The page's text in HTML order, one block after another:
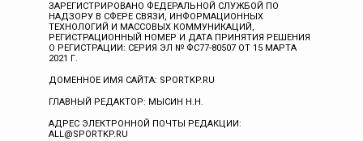
ЗАРЕГИСТРИРОВАНО ФЕДЕРАЛЬНОЙ СЛУЖБОЙ ПО
НАДЗОРУ В СФЕРЕ СВЯЗИ, ИНФОРМАЦИОННЫХ
ТЕХНОЛОГИЙ И МАССОВЫХ КОММУНИКАЦИЙ,
РЕГИСТРАЦИОННЫЙ НОМЕР И ДАТА ПРИНЯТИЯ РЕШЕНИЯ
О РЕГИСТРАЦИИ: СЕРИЯ ЭЛ № ФС77-80507 ОТ 15 МАРТА
2021 Г.
ДОМЕННОЕ ИМЯ САЙТА: SPORTKP.RU
ГЛАВНЫЙ РЕДАКТОР: МЫСИН Н.Н.
АДРЕС ЭЛЕКТРОННОЙ ПОЧТЫ РЕДАКЦИИ:
ALL@SPORTKP.RU